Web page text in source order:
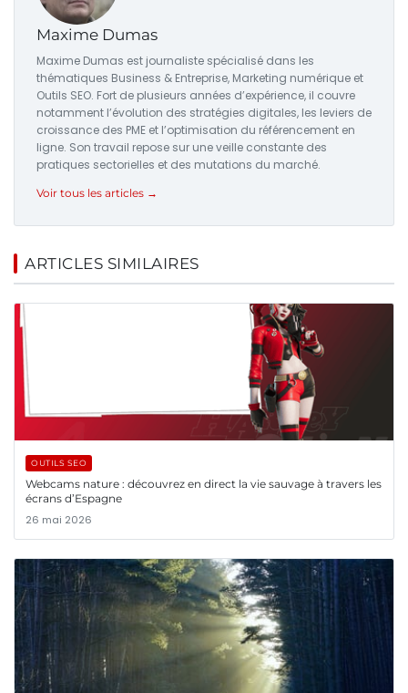
Maxime Dumas
Maxime Dumas est journaliste spécialisé dans les
thématiques Business & Entreprise, Marketing numérique et
Outils SEO. Fort de plusieurs années d’expérience, il couvre
notamment l’évolution des stratégies digitales, les leviers de
croissance des PME et l’optimisation du référencement en
ligne. Son travail repose sur une veille constante des
pratiques sectorielles et des mutations du marché.
Voir tous les articles →
ARTICLES SIMILAIRES
OUTILS SEO
Webcams nature : découvrez en direct la vie sauvage à travers les
écrans d’Espagne
26 mai 2026